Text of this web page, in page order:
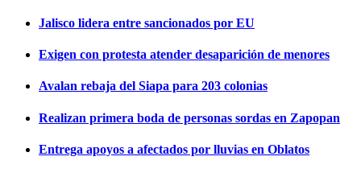
Jalisco lidera entre sancionados por EU
Exigen con protesta atender desaparición de menores
Avalan rebaja del Siapa para 203 colonias
Realizan primera boda de personas sordas en Zapopan
Entrega apoyos a afectados por lluvias en Oblatos